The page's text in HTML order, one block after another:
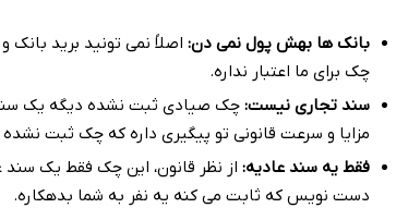
بانک ها بهش پول نمی دن: اصلاً نمی تونید برید
چک برای ما اعتبار نداره.
سند تجاری نیست: چک صیادی ثبت نشده دیگه یک
مزایا و سرعت قانونی تو پیگیری داره که چک ثبت نشده
فقط یه سند عادیه: از نظر قانون، این چک فقط یک
دست نویس که ثابت می کنه یه نفر به شما بدهکاره.